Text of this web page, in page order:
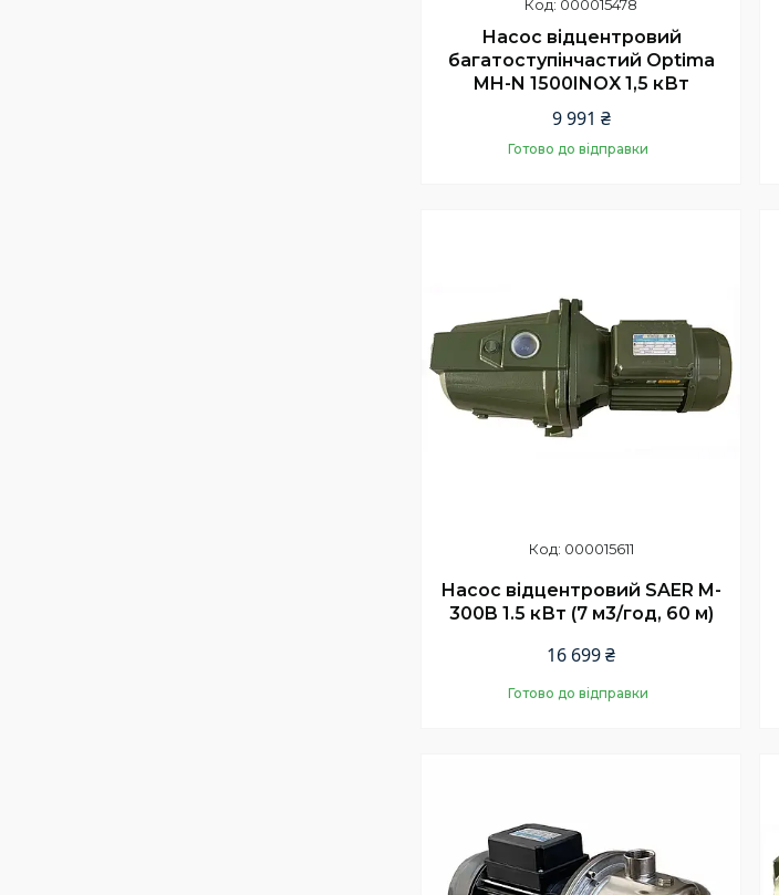
000015478
Насос відцентровий
багатоступінчастий Optima
MH-N 1500INOX 1,5 кВт
9 991 ₴
Готово до відправки
000015611
Насос відцентровий SAER M-
300B 1.5 кВт (7 м3/год, 60 м)
16 699 ₴
Готово до відправки